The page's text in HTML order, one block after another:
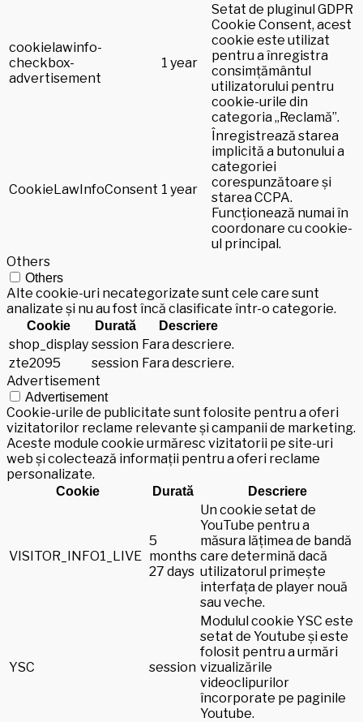
cookielawinfo-
checkbox-
advertisement
1 year
Setat de pluginul GDPR
Cookie Consent, acest
cookie este utilizat
pentru a înregistra
consimțământul
utilizatorului pentru
cookie-urile din
categoria „Reclamă”.
CookieLawInfoConsent 1 year
Înregistrează starea
implicită a butonului a
categoriei
corespunzătoare și
starea CCPA.
Funcționează numai în
coordonare cu cookie-
ul principal.
Others
Others
Alte cookie-uri necategorizate sunt cele care sunt
analizate și nu au fost încă clasificate într-o categorie.
Cookie Durată Descriere
shop_display session Fara descriere.
zte2095
session Fara descriere.
Advertisement
Advertisement
Cookie-urile de publicitate sunt folosite pentru a oferi
vizitatorilor reclame relevante și campanii de marketing.
Aceste module cookie urmăresc vizitatorii pe site-uri
web și colectează informații pentru a oferi reclame
personalizate.
Cookie Durată Descriere
VISITOR_INFO1_LIVE
5
months
27 days
Un cookie setat de
YouTube pentru a
măsura lățimea de bandă
care determină dacă
utilizatorul primește
interfața de player nouă
sau veche.
YSC session
Modulul cookie YSC este
setat de Youtube și este
folosit pentru a urmări
vizualizările
videoclipurilor
încorporate pe paginile
Youtube.